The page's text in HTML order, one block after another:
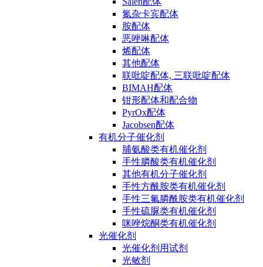
氮杂卡宾配体
胺配体
恶唑啉配体
烯配体
其他配体
联吡啶配体, 三联吡啶配体
BIMAH配体
钳形配体和配合物
PyrOx配体
Jacobsen配体
有机分子催化剂
脯氨酸类有机催化剂
手性膦酸类有机催化剂
其他有机分子催化剂
手性方酰胺类有机催化剂
手性三氟膦酰胺类有机催化剂
手性硫脲类有机催化剂
咪唑烷酮类有机催化剂
光催化剂
光催化剂用试剂
光敏剂